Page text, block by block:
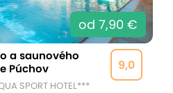
od 7,90 €
9,0
a saunového
Púchov
SPORT HOTEL***